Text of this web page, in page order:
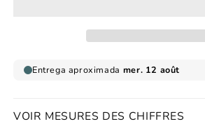
Chaperon
Rouge
le
Loup
Chaperon
le
Loup
VOIR MESURES DES CHIFFRES